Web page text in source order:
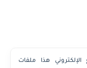
هذا ملفات